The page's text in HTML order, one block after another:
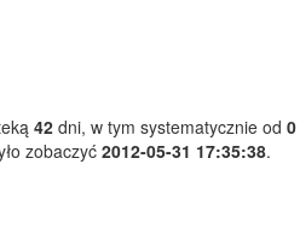
42 dni, w tym systematycznie od 0
zobaczyć2012-05-31 17:35:38.